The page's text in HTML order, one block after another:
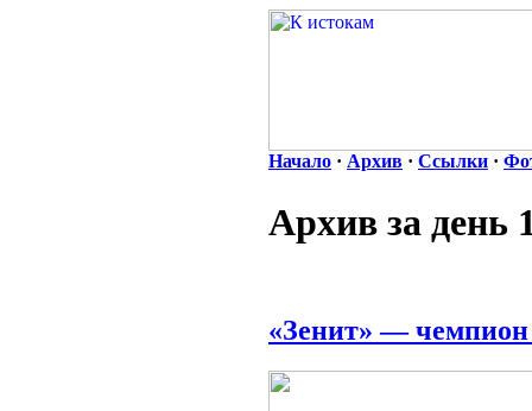
Начало · Архив · Ссылки ·
Архив за день
«Зенит» — чемпион